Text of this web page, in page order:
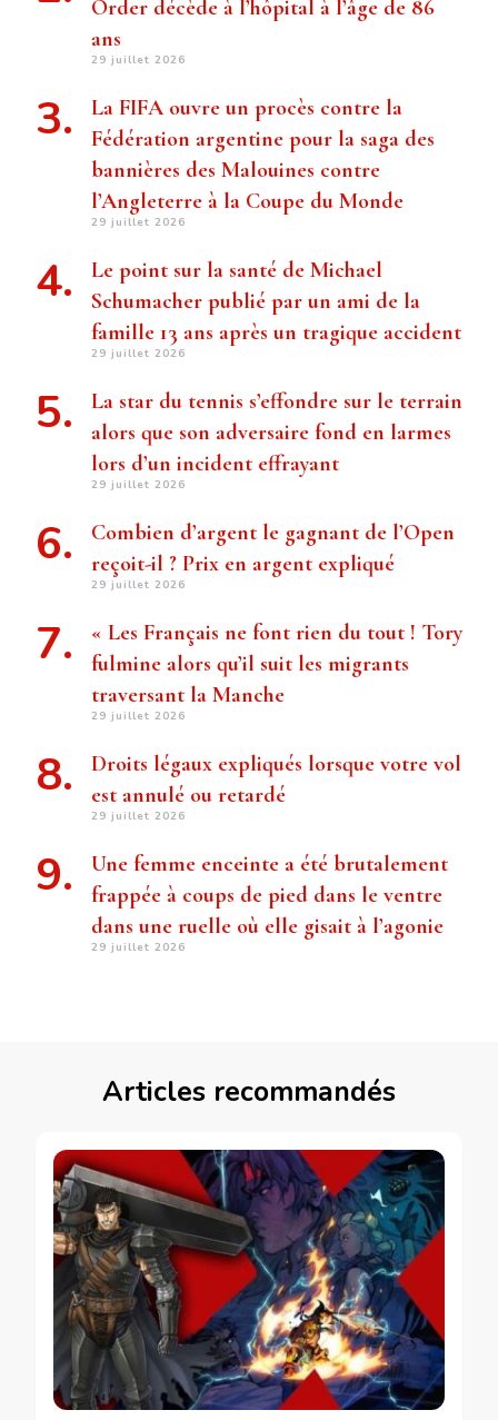
Order décède à l’hôpital à l’âge de 86
ans
29 juillet 2026
La FIFA ouvre un procès contre la
Fédération argentine pour la saga des
bannières des Malouines contre
l’Angleterre à la Coupe du Monde
29 juillet 2026
Le point sur la santé de Michael
Schumacher publié par un ami de la
famille 13 ans après un tragique accident
29 juillet 2026
La star du tennis s’effondre sur le terrain
alors que son adversaire fond en larmes
lors d’un incident effrayant
29 juillet 2026
Combien d’argent le gagnant de l’Open
reçoit-il ? Prix ​​en argent expliqué
29 juillet 2026
« Les Français ne font rien du tout ! Tory
fulmine alors qu’il suit les migrants
traversant la Manche
29 juillet 2026
Droits légaux expliqués lorsque votre vol
est annulé ou retardé
29 juillet 2026
Une femme enceinte a été brutalement
frappée à coups de pied dans le ventre
dans une ruelle où elle gisait à l’agonie
29 juillet 2026
Articles recommandés